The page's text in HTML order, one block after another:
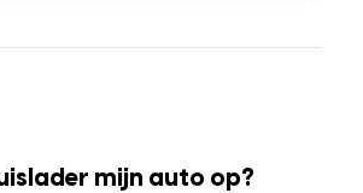
mijn auto op?